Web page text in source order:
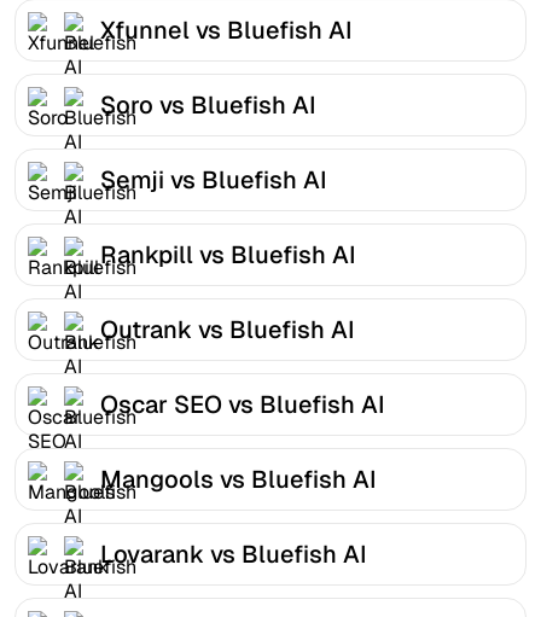
Xfunnel vs Bluefish AI
Soro vs Bluefish AI
Semji vs Bluefish AI
Rankpill vs Bluefish AI
Outrank vs Bluefish AI
Oscar SEO vs Bluefish AI
Mangools vs Bluefish AI
Lovarank vs Bluefish AI